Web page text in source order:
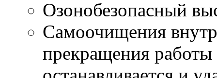
Озонобезопасный
Самоочищения
прекращения работы